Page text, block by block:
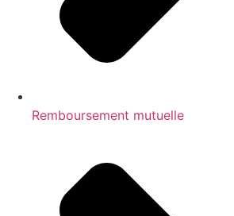
Remboursement mutuelle